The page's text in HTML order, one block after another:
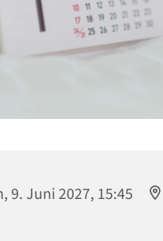
9. Juni 2027, 15:45